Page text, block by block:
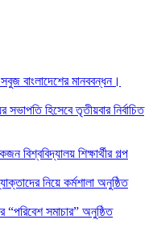
বাংলাদেশের মানববন্ধন।
হিসেবে তৃতীয়বার নির্বাচিত
শিক্ষার্থীর গল্প
নিয়ে কর্মশালা অনুষ্ঠিত
“পরিবেশ সমাচার” অনুষ্ঠিত